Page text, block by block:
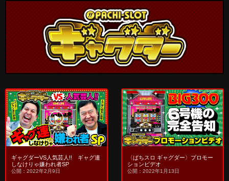
ギャグダーVS人気芸人!! ギャグ連
しなけりゃ嫌われ者SP
公開：2022年2月9日
〈ぱちスロ ギャグダー〉プロモー
ションビデオ
公開：2022年1月13日